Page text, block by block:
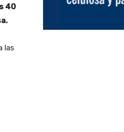
40
las